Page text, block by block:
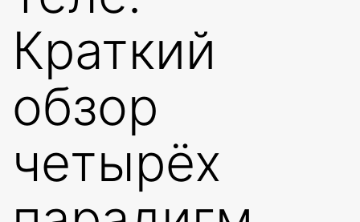
Краткий
обзор
четырёх